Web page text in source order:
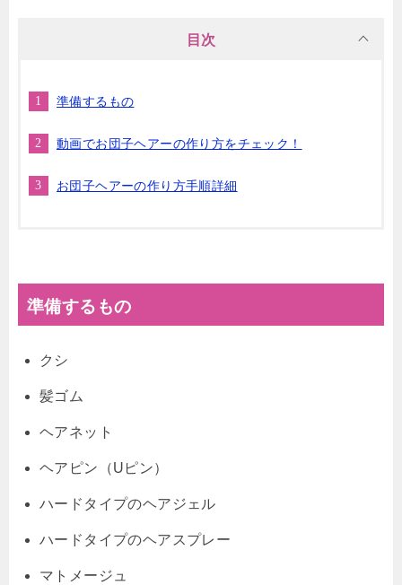
目次
準備するもの
動画でお団子ヘアーの作り方をチェック！
お団子ヘアーの作り方手順詳細
準備するもの
クシ
髪ゴム
ヘアネット
ヘアピン（Uピン）
ハードタイプのヘアジェル
ハードタイプのヘアスプレー
マトメージュ